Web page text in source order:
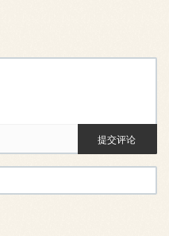
评论可
提交评论